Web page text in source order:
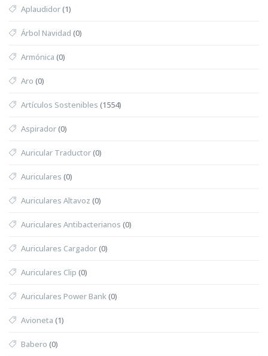
Aplaudidor(1)
Árbol Navidad (0)
Armónica (0)
Aro (0)
Artículos Sostenibles (1554)
Aspirador(0)
Auricular Traductor(0)
Auriculares (0)
Auriculares Altavoz (0)
Auriculares Antibacterianos (0)
Auriculares Cargador(0)
Auriculares Clip (0)
Auriculares Power Bank(0)
Avioneta (1)
Babero (0)